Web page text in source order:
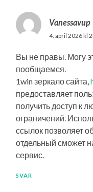
Vanessavup
4. april 2026 kl
Вы не правы. Могу
пообщаемся.
1win зеркало сайта,
предоставляет
получить доступ к
ограничений.
ссылок позволяет
отдельный сможет
сервис.
SVAR